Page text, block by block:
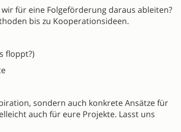
für eine Folgeförderung daraus ableiten?
bis zu Kooperationsideen.
floppt?)
sondern auch konkrete Ansätze für
auch für eure Projekte. Lasst uns